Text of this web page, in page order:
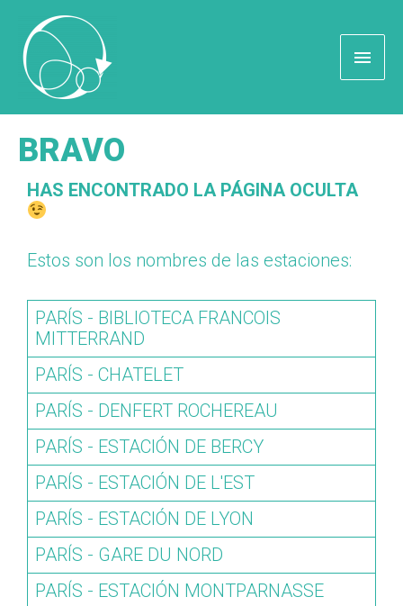
BRAVO
HAS ENCONTRADO LA PÁGINA OCULTA
Estos son los nombres de las estaciones:
PARÍS - BIBLIOTECA FRANCOIS
MITTERRAND
PARÍS - CHATELET
PARÍS - DENFERT ROCHEREAU
PARÍS - ESTACIÓN DE BERCY
PARÍS - ESTACIÓN DE L'EST
PARÍS - ESTACIÓN DE LYON
PARÍS - GARE DU NORD
PARÍS - ESTACIÓN MONTPARNASSE